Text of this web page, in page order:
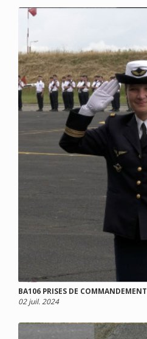
BA106 PRISES DE COMMANDEMENT
02 juil. 2024